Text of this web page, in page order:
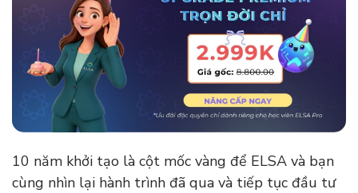
10 năm khởi tạo là cột mốc vàng để ELSA và bạn
cùng nhìn lại hành trình đã qua và tiếp tục đầu tư